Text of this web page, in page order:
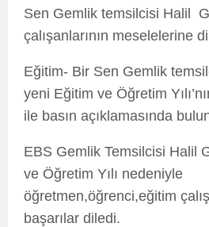
Sen Gemlik temsilcisi Halil
çalışanlarının meselelerine
Eğitim- Bir Sen Gemlik
yeni Eğitim ve Öğretim
ile basın açıklamasında
EBS Gemlik Temsilcisi Halil
ve Öğretim Yılı nedeniyle
öğretmen,öğrenci,eğitim
başarılar diledi.